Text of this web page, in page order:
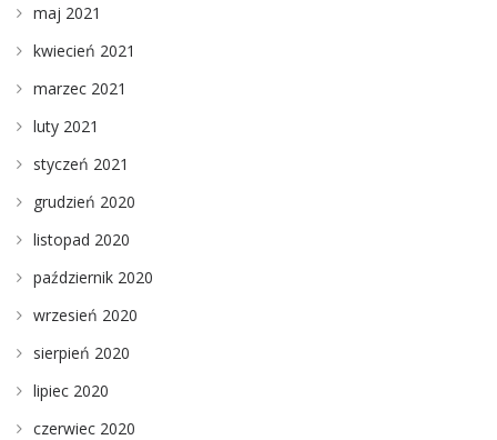
maj 2021
kwiecień 2021
marzec 2021
luty 2021
styczeń 2021
grudzień 2020
listopad 2020
październik 2020
wrzesień 2020
sierpień 2020
lipiec 2020
czerwiec 2020